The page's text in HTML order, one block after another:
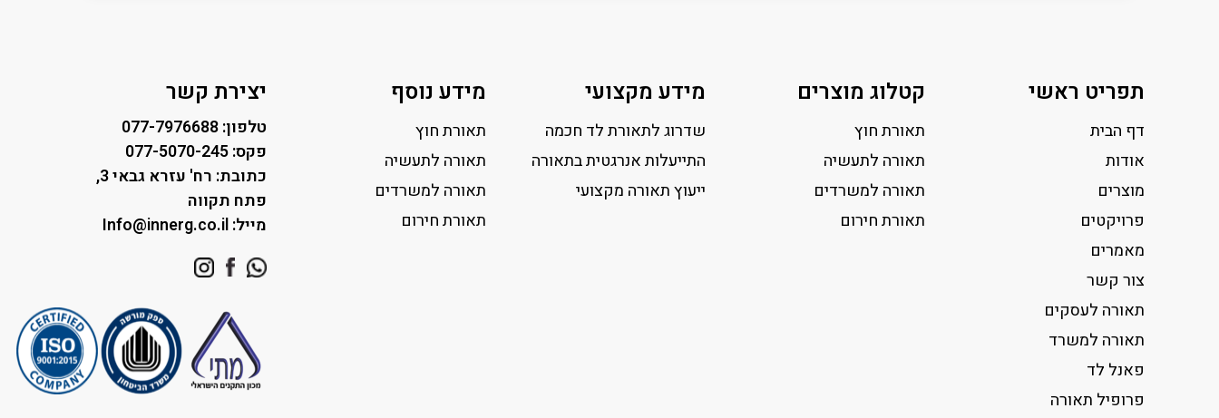
תפריט ראשי
דף הבית
אודות
מוצרים
פרויקטים
מאמרים
צור קשר
תאורה לעסקים
תאורה למשרד
פאנל לד
פרופיל תאורה
קטלוג מוצרים
תאורת חוץ
תאורה לתעשיה
תאורה למשרדים
תאורת חירום
מידע מקצועי
שדרוג לתאורת לד חכמה
התייעלות אנרגטית בתאורה
ייעוץ תאורה מקצועי
מידע נוסף
תאורת חוץ
תאורה לתעשיה
תאורה למשרדים
תאורת חירום
יצירת קשר
טלפון: 077-7976688
פקס: 077-5070-245
כתובת: רח' עזרא גבאי 3,
פתח תקווה
מייל: Info@innerg.co.il